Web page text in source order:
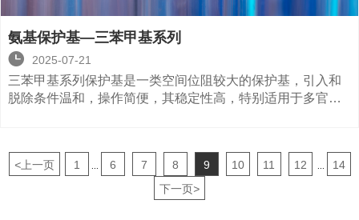
氨基保护基—三苯甲基系列

2025-07-21
三苯甲基系列保护基是一类空间位阻较大的保护基，引入和
脱除条件温和，操作简便，其稳定性高，特别适用于多官能
<上一页 1 6 7 8 9 10 11 12
14
下一页>